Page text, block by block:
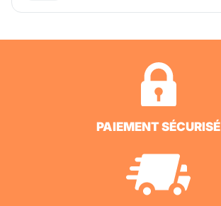
PAIEMENT SÉCURISÉ